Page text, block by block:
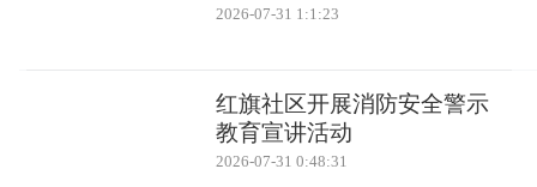
2026-07-31 1:1:23
红旗社区开展消防安全警示
教育宣讲活动
2026-07-31 0:48:31